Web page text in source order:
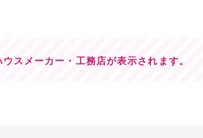
スメーカー・工務店が表示されます。